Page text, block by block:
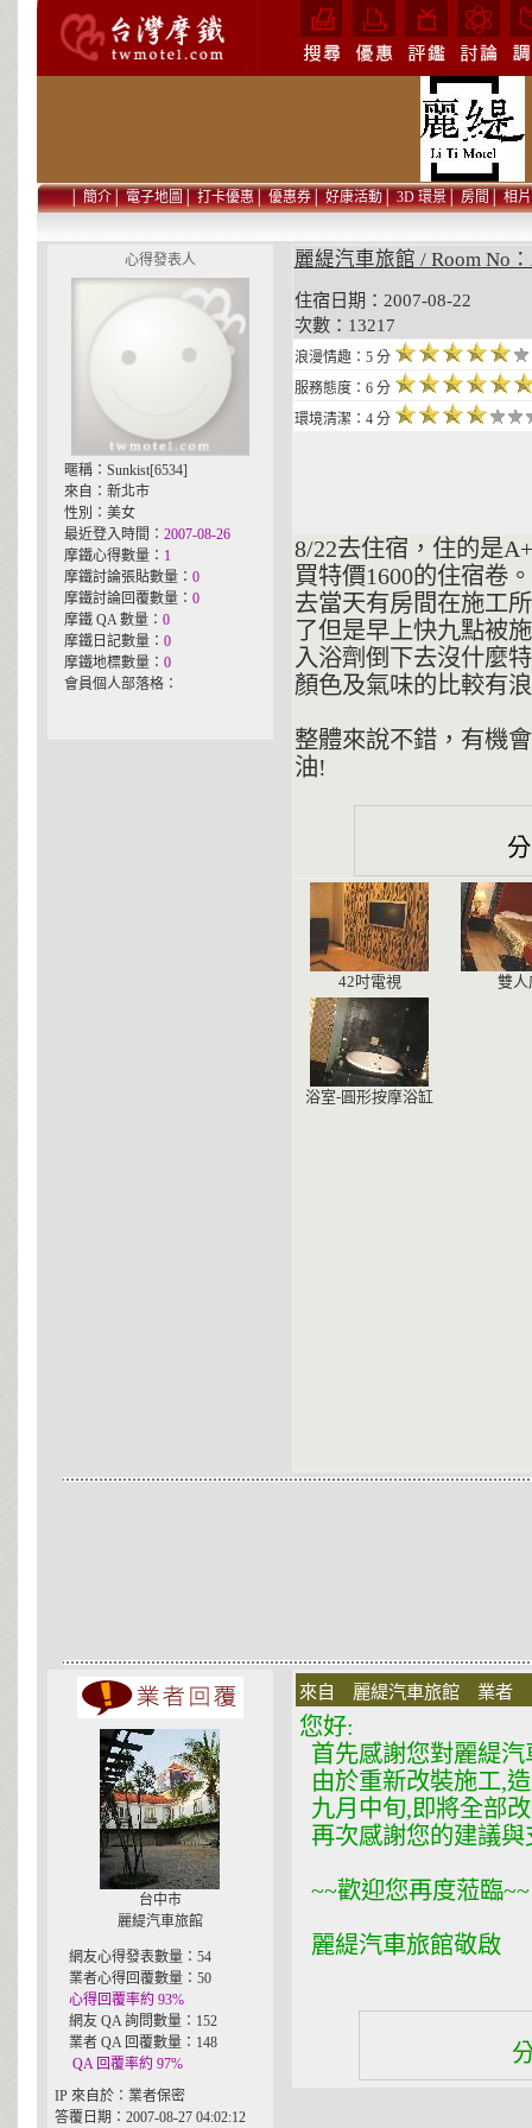
│簡介│電子地圖│打卡優惠│優惠券│好康活動│3D 環景│房間│相片
心得發表人
暱稱：Sunkist[6534]
來自：新北市
性別：美女
最近登入時間： 2007-08-26
摩鐵心得數量： 1
摩鐵討論張貼數量： 0
摩鐵討論回覆數量： 0
摩鐵 QA 數量： 0
摩鐵日記數量： 0
摩鐵地標數量： 0
會員個人部落格：
麗緹汽車旅館 / Room No
住宿日期：2007-08-22
次數：13217
浪漫情趣：5 分
服務態度：6 分
環境清潔：4 分
8/22去住宿，住的是
買特價1600的住宿卷。
去當天有房間在施工
了但是早上快九點被
入浴劑倒下去沒什麼
顏色及氣味的比較有
整體來說不錯，有機
油!
42吋電視 雙人
浴室-圓形按摩浴缸
台中市
麗緹汽車旅館
網友心得發表數量：54
業者心得回覆數量：50
心得回覆率約 93%
網友 QA 詢問數量：152
業者 QA 回覆數量：148
QA 回覆率約 97%
IP 來自於：業者保密
答覆日期：2007-08-27 04:02:12
來自 麗緹汽車旅館 業者
您好:
首先感謝您對麗緹
由於重新改裝施工,
九月中旬,即將全部
再次感謝您的建議與
~~歡迎您再度蒞臨~~
麗緹汽車旅館敬啟